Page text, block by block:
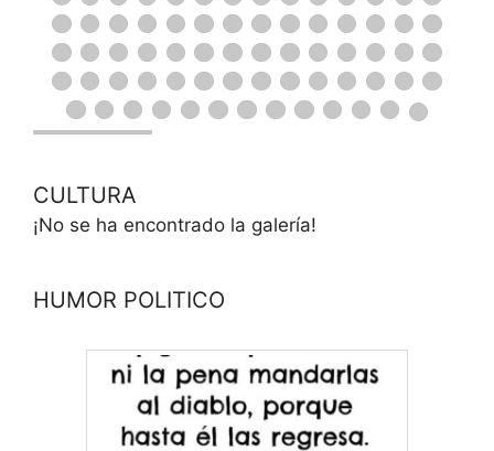
CULTURA
¡No se ha encontrado la galería!
HUMOR POLITICO